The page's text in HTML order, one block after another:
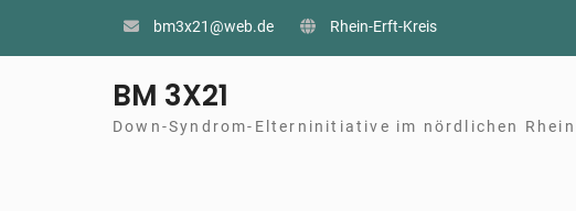
bm3x21@web.de Rhein-Erft-Kreis
BM 3X21
Down-Syndrom-Elterninitiative im nördlichen